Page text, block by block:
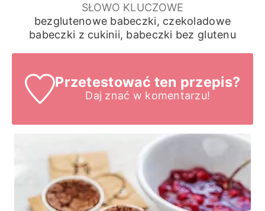
SŁOWO KLUCZOWE
bezglutenowe babeczki, czekoladowe
babeczki z cukinii, babeczki bez glutenu
Przetestować ten przepis?
Daj znać w komentarzu!